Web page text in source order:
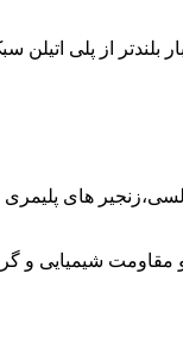
پلی اتیلن سنگین مثل پلی اتیلن سبک از اتم های هیدروژن و کربن تشکیل می
های پلیمری
شیمیایی و